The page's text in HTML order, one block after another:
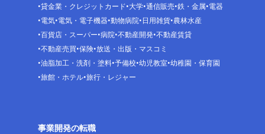
貸金業・クレジットカード 大学 通信販売 鉄・金属 電器
電気 電気・電子機器 動物病院 日用雑貨 農林水産
百貨店・スーパー 病院 不動産開発 不動産賃貸
不動産売買 保険 放送・出版・マスコミ
油脂加工・洗剤・塗料 予備校 幼児教室 幼稚園・保育園
旅館・ホテル 旅行・レジャー
事業開発の転職